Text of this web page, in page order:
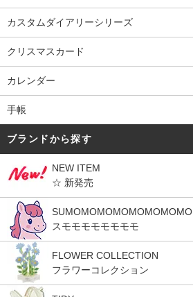
カスタムダイアリーシリーズ
クリスマスカード
カレンダー
手帳
ブランドから探す
NEW ITEM
☆ 新発売
SUMOMOMOMOMOMOMOMO
スモモモモモモモモ
FLOWER COLLECTION
フラワーコレクション